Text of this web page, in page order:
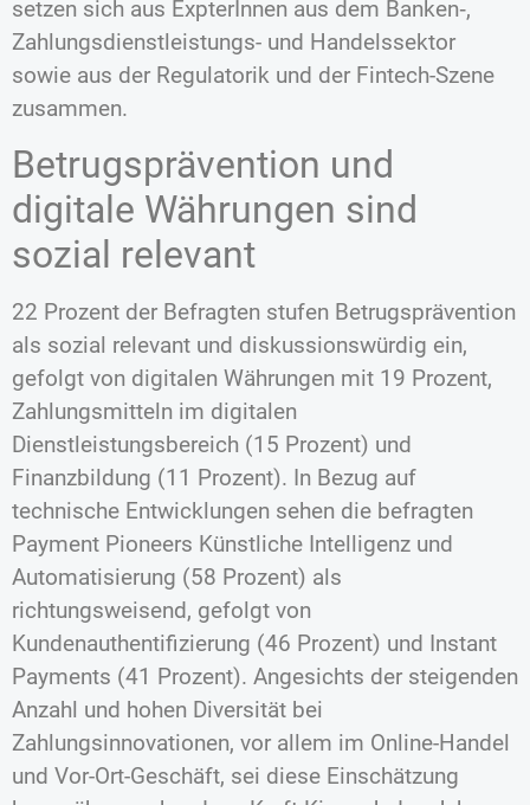
setzen sich aus ExpterInnen aus dem Banken‑,
Zahlungsdienstleistungs- und Handelssektor
sowie aus der Regulatorik und der Fintech-Szene
zusammen.
Betrugsprävention und
digitale Währungen sind
sozial relevant
22 Prozent der Befragten stufen Betrugsprävention
als sozial relevant und diskussionswürdig ein,
gefolgt von digitalen Währungen mit 19 Prozent,
Zahlungsmitteln im digitalen
Dienstleistungsbereich (15 Prozent) und
Finanzbildung (11 Prozent). In Bezug auf
technische Entwicklungen sehen die befragten
Payment Pioneers Künstliche Intelligenz und
Automatisierung (58 Prozent) als
richtungsweisend, gefolgt von
Kundenauthentifizierung (46 Prozent) und Instant
Payments (41 Prozent). Angesichts der steigenden
Anzahl und hohen Diversität bei
Zahlungsinnovationen, vor allem im Online-Handel
und Vor-Ort-Geschäft, sei diese Einschätzung